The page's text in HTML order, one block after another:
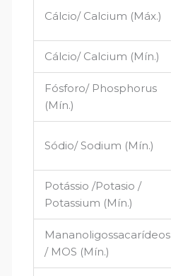
Cálcio/ Calcium (Máx.)
Cálcio/ Calcium (Mín.)
Fósforo/ Phosphorus
(Mín.)
Sódio/ Sodium (Mín.)
Potássio /Potasio /
Potassium (Mín.)
Mananoligossacarídeos
/ MOS (Mín.)